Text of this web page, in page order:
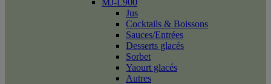
MJ-L900
Jus
Cocktails & Boissons
Sauces/Entrées
Desserts glacés
Sorbet
Yaourt glacés
Autres